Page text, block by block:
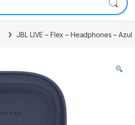
JBL LIVE – Flex – Headphones – Azul